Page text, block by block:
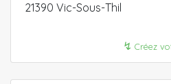
21390 Vic-Sous-Thil
↯ Créez